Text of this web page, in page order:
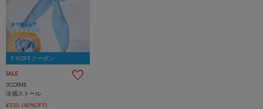
5％OFFクーポン
SALE
3COINS
冷感ストール
¥330 (40%OFF)